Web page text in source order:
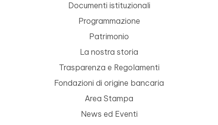
Documenti istituzionali
Programmazione
Patrimonio
La nostra storia
Trasparenza e Regolamenti
Fondazioni di origine bancaria
Area Stampa
News ed Eventi